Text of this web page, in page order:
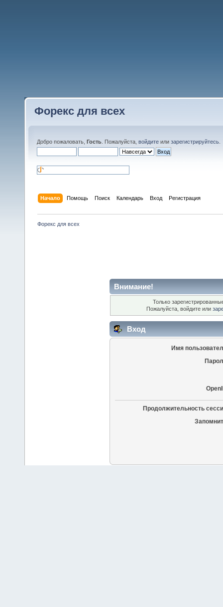
Форекс для всех
Добро пожаловать, Гость . Пожалуйста, войдите или зарегистрируйтесь
Начало Помощь Поиск Календарь Вход Регистрация
Форекс для всех
Внимание!
Только
Пожалуйста, войдите или
Вход
Имя
Продолжительность